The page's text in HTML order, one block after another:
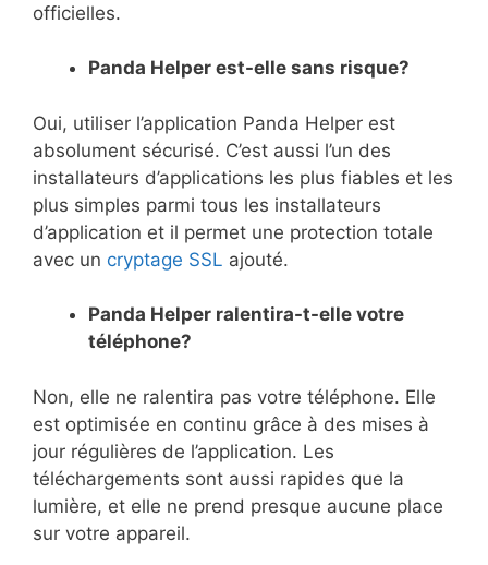
officielles.
Panda Helper est-elle sans risque?
Oui, utiliser l’application Panda Helper est
absolument sécurisé. C’est aussi l’un des
installateurs d’applications les plus fiables et les
plus simples parmi tous les installateurs
d’application et il permet une protection totale
avec un cryptage SSL ajouté.
Panda Helper ralentira-t-elle votre
téléphone?
Non, elle ne ralentira pas votre téléphone. Elle
est optimisée en continu grâce à des mises à
jour régulières de l’application. Les
téléchargements sont aussi rapides que la
lumière, et elle ne prend presque aucune place
sur votre appareil.